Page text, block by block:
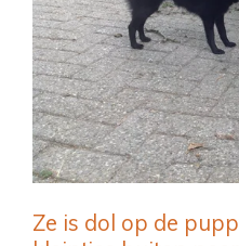
Ze is dol op de